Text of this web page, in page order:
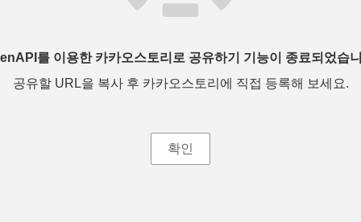
를 이용한 카카오스토리로 공유하기 기능이 종료되었습
공유할 URL을 복사 후 카카오스토리에 직접 등록해 보세요.
확인